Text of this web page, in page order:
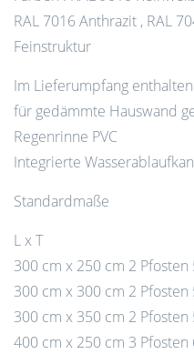
RAL 7016 Anthrazit , RAL
Feinstruktur
Im Lieferumpfang
für gedämmte Hauswand
Regenrinne PVC
Integrierte
Standardmaße
L x T
300 cm x 250 cm 2
300 cm x 300 cm 2
300 cm x 350 cm 2
400 cm x 250 cm 3